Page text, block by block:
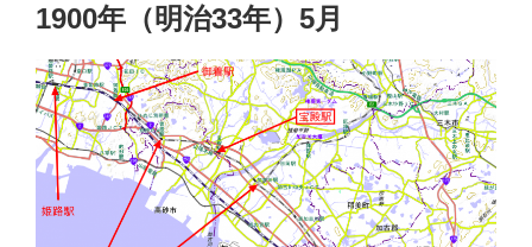
1900年（明治33年）5月